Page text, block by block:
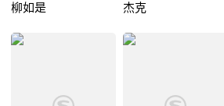
柳如是 杰克